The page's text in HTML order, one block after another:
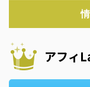
アフィ